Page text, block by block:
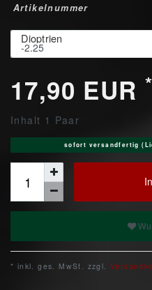
Artikelnummer
Dioptrien
17,90 EUR *
Inhalt 1 Paar
sofort versandfertig
* inkl. ges. MwSt. zzgl.